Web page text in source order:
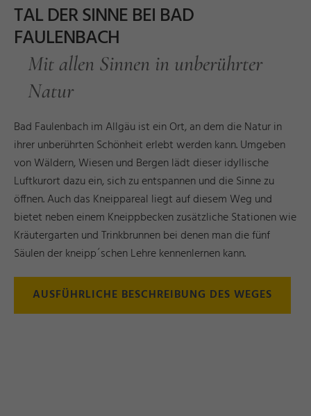
TAL DER SINNE BEI BAD
FAULENBACH
Mit allen Sinnen in unberührter
Natur
Bad Faulenbach im Allgäu ist ein Ort, an dem die Natur in
ihrer unberührten Schönheit erlebt werden kann. Umgeben
von Wäldern, Wiesen und Bergen lädt dieser idyllische
Luftkurort dazu ein, sich zu entspannen und die Sinne zu
öffnen. Auch das Kneippareal liegt auf diesem Weg und
bietet neben einem Kneippbecken zusätzliche Stationen wie
Kräutergarten und Trinkbrunnen bei denen man die fünf
Säulen der kneipp´schen Lehre kennenlernen kann.
AUSFÜHRLICHE BESCHREIBUNG DES WEGES